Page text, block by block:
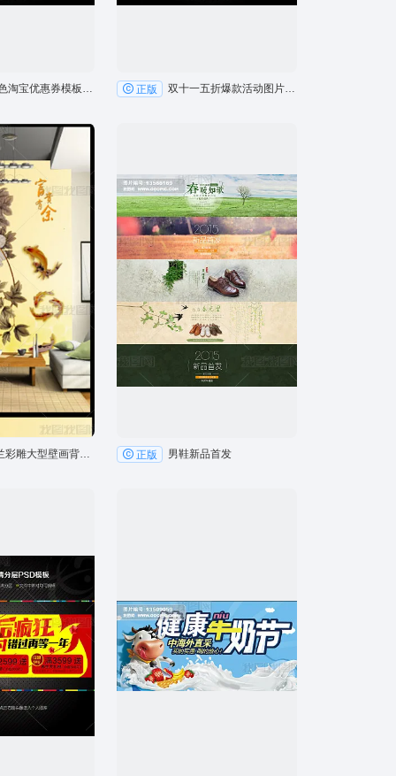
简约彩色淘宝优惠券模板PSD素材 正版 双十一五折爆款活动图片PSD素材
三D玉兰彩雕大型壁画背景墙 正版 男鞋新品首发